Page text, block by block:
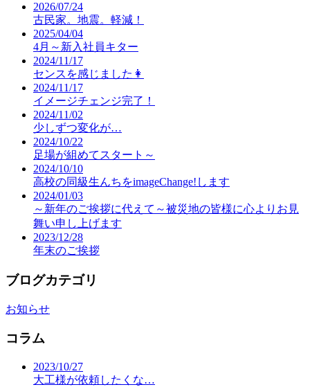
2026/07/24
古民家。地震。軽減！
2025/04/04
4月～新入社員キター
2024/11/17
センスを感じました👩
2024/11/17
イメージチェンジ完了！
2024/11/02
少しずつ変化が…
2024/10/22
足場が組めてスタート～
2024/10/10
高校の同級生んちをimageChange!します
2024/01/03
～新年のご挨拶に代えて～被災地の皆様に心よりお見
舞い申し上げます
2023/12/28
年末のご挨拶
ブログカテゴリ
お知らせ
コラム
2023/10/27
大工様が依頼したくな…